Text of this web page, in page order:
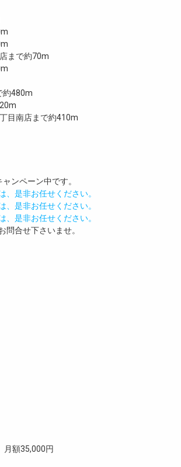
まで約70m
約480m
目南店まで約410m
ャンペーン中です。
、是非お任せください。
、是非お任せください。
、是非お任せください。
合せ下さいませ。
額35,000円